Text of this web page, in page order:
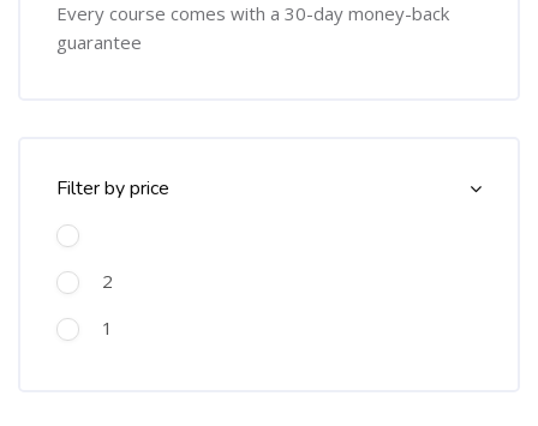
Every course comes with a 30-day money-back
guarantee
Filter by price
2
1